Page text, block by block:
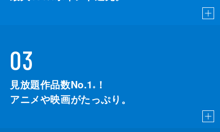
03
見放題作品数No.1 ※
！
アニメや映画がたっぷり。